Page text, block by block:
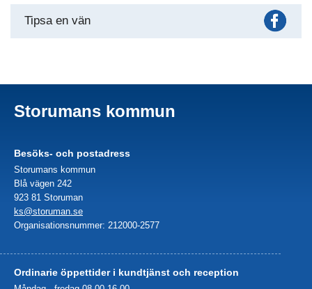
Tipsa en vän
Storumans kommun
Besöks- och postadress
Storumans kommun
Blå vägen 242
923 81 Storuman
ks@storuman.se
Organisationsnummer: 212000-2577
Ordinarie öppettider i kundtjänst och reception